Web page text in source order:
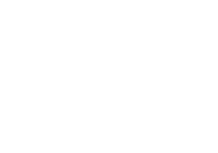
gavekort